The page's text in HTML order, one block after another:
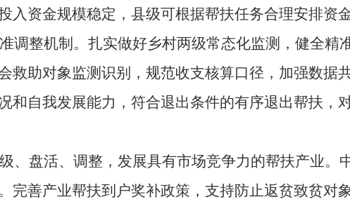
入资金规模稳定，县级可根据帮扶任务合理安排资
整机制。扎实做好乡村两级常态化监测，健全精
救助对象监测识别，规范收支核算口径，加强数据
和自我发展能力，符合退出条件的有序退出帮扶，
盘活、调整，发展具有市场竞争力的帮扶产业。
完善产业帮扶到户奖补政策，支持防止返贫致贫对